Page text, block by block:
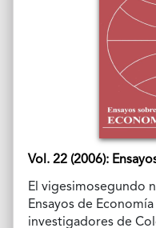
Vol. 22 (2006):
El vigesimosegundo
Ensayos de
investigadores de